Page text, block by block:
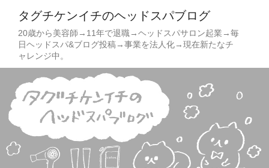
タグチケンイチのヘッドスパブログ
20歳から美容師→11年で退職→ヘッドスパサロン起業→毎
日ヘッドスパ&ブログ投稿→事業を法人化→現在新たなチ
ャレンジ中。